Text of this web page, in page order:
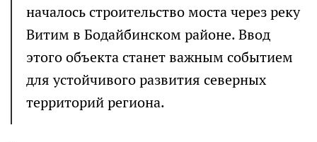
началось строительство моста через реку
Витим в Бодайбинском районе. Ввод
этого объекта станет важным событием
для устойчивого развития северных
территорий региона.